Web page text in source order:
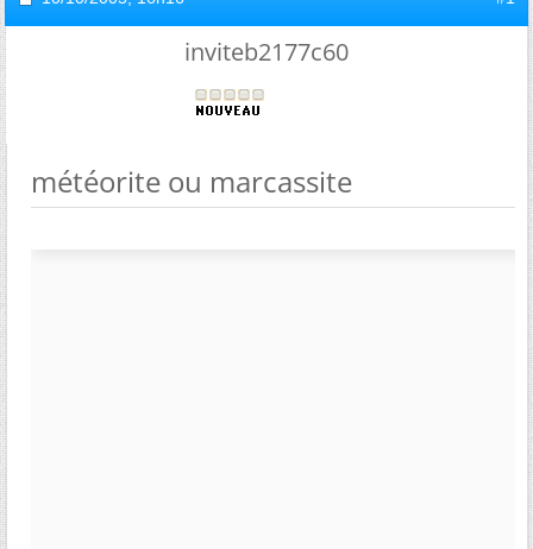
inviteb2177c60
météorite ou marcassite